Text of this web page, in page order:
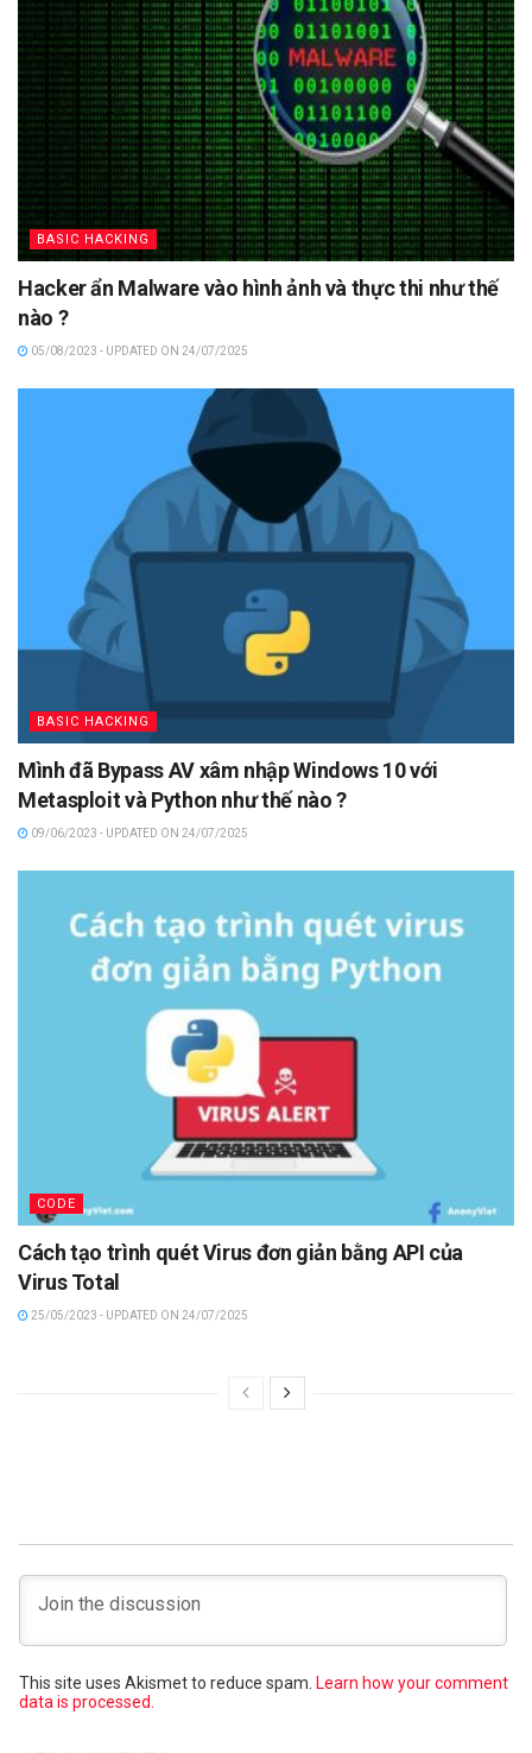
BASIC HACKING
Hacker ẩn Malware vào hình ảnh và thực thi như thế
nào ?
05/08/2023 - UPDATED ON 24/07/2025
BASIC HACKING
Mình đã Bypass AV xâm nhập Windows 10 với
Metasploit và Python như thế nào ?
09/06/2023 - UPDATED ON 24/07/2025
CODE
Cách tạo trình quét Virus đơn giản bằng API của
Virus Total
25/05/2023 - UPDATED ON 24/07/2025
This site uses Akismet to reduce spam. Learn how your comment
data is processed.